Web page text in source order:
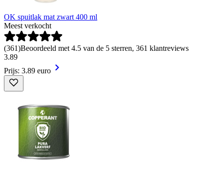
OK spuitlak mat zwart 400 ml
Meest verkocht
(361)Beoordeeld met 4.5 van de 5 sterren, 361 klantreviews
3.89
Prijs: 3.89 euro